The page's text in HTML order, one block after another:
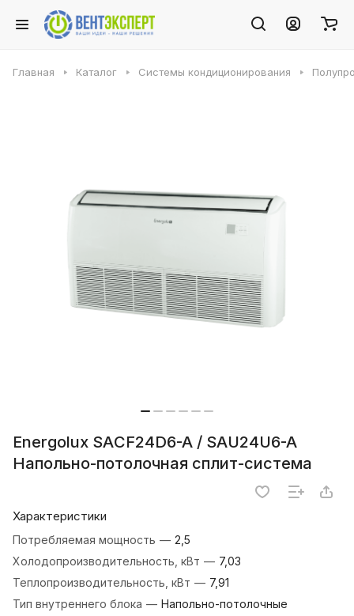
Главная Каталог Системы кондиционирования
Energolux SAСF24D6-A / SAU24U6-A
Напольно-потолочная сплит-система
Характеристики
Потребляемая мощность — 2,5
Холодопроизводительность, кВт — 7,03
Теплопроизводительность, кВт — 7,91
Тип внутреннего блока — Напольно-потолочные